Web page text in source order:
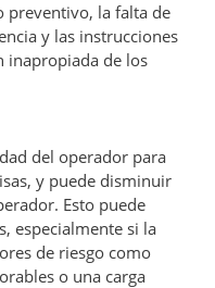
preventivo, la falta de
y las instrucciones
inapropiada de los
del operador para
y puede disminuir
Esto puede
especialmente si la
de riesgo como
o una carga